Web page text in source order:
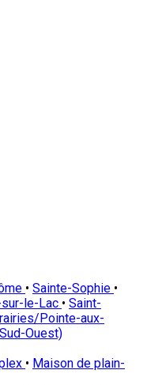
• Sainte-Sophie •
le-Lac • Saint-
Pointe-aux-
Ouest)
• Maison de plain-